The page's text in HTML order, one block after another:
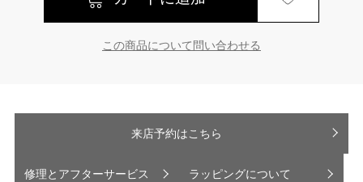
この商品について問い合わせる
来店予約はこちら
修理とアフターサービス ラッピングについて